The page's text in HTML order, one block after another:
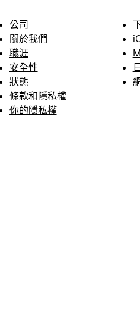
公司
關於我們
職涯
安全性
狀態
條款和隱私權
你的隱私權